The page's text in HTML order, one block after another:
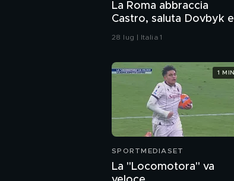
La Roma abbraccia
Castro, saluta Dovbyk e
punta a un nuovo
28 lug | Italia 1
SPORTMEDIASET
La "Locomotora" va
1 MIN